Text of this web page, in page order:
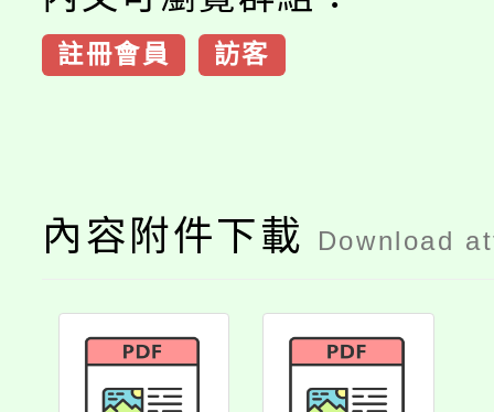
註冊會員 訪客
內容附件下載 Download